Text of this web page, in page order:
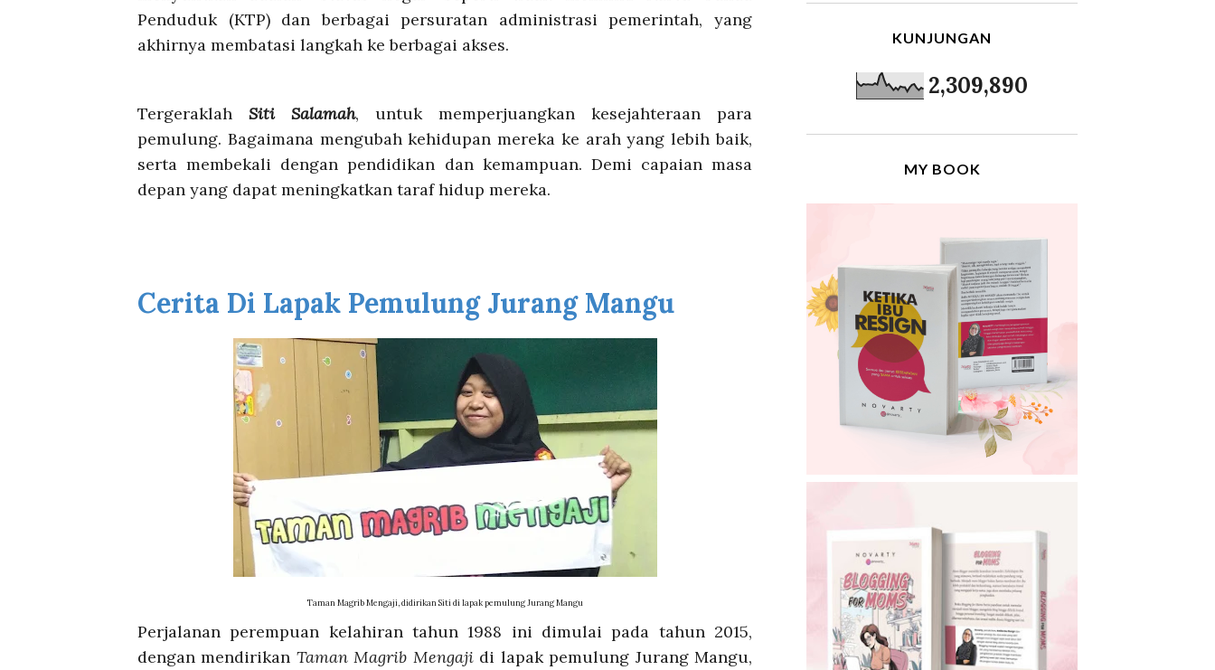
Penduduk (KTP) dan berbagai persuratan administrasi pemerintah, yang
akhirnya membatasi langkah ke berbagai akses.
Tergeraklah Siti Salamah,
untuk memperjuangkan kesejahteraan para
pemulung. Bagaimana mengubah kehidupan mereka ke arah yang lebih baik,
serta membekali dengan pendidikan dan kemampuan. Demi capaian masa
depan yang dapat meningkatkan taraf hidup mereka.
Cerita Di Lapak Pemulung Jurang Mangu
Taman Magrib Mengaji, didirikan Siti di lapak pemulung Jurang Mangu
Perjalanan perempuan kelahiran tahun 1988 ini dimulai pada tahun 2015,
dengan mendirikan Taman Magrib Mengajidi lapak pemulung Jurang Mangu,
KUNJUNGAN
2,309,890
MY BOOK